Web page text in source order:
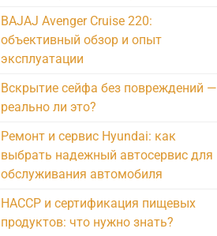
BAJAJ Avenger Cruise 220:
объективный обзор и опыт
эксплуатации
Вскрытие сейфа без повреждений —
реально ли это?
Ремонт и сервис Hyundai: как
выбрать надежный автосервис для
обслуживания автомобиля
HACCP и сертификация пищевых
продуктов: что нужно знать?